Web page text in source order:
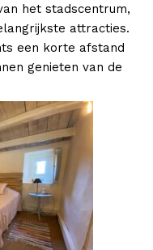
het stadscentrum,
attracties.
een korte afstand
genieten van de